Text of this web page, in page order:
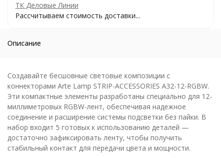
ТК Деловые Линии
Рассчитываем стоимость доставки...
Описание
Создавайте бесшовные световые композиции с
коннекторами Arte Lamp STRIP-ACCESSORIES A32-12-RGBW.
Эти компактные элементы разработаны специально для 12-
миллиметровых RGBW-лент, обеспечивая надежное
соединение и расширение системы подсветки без пайки. В
набор входит 5 готовых к использованию деталей —
достаточно зафиксировать ленту, чтобы получить
стабильный контакт для передачи цвета и мощности.